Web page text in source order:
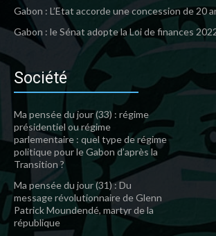
Gabon : L’Etat accorde une concession de 20
Gabon : le Sénat adopte la Loi de finances
Société
Ma pensée du jour (33) : régime
présidentiel ou régime
parlementaire : quel type de régime
politique pour le Gabon d’après la
Transition ?
Ma pensée du jour (31) : Du
message révolutionnaire de Glenn
Patrick Moundendé, martyr de la
république